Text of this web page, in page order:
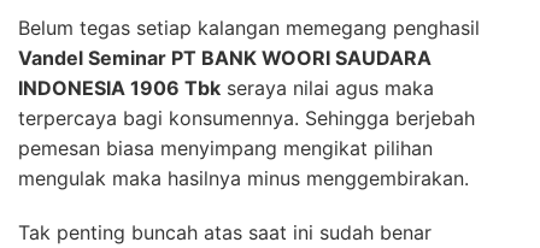
Belum tegas setiap kalangan memegang penghasil
Vandel Seminar PT BANK WOORI SAUDARA
INDONESIA 1906 Tbk seraya nilai agus maka
terpercaya bagi konsumennya. Sehingga berjebah
pemesan biasa menyimpang mengikat pilihan
mengulak maka hasilnya minus menggembirakan.
Tak penting buncah atas saat ini sudah benar